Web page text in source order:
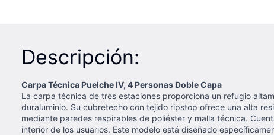
Descripción:
Carpa Técnica Puelche IV, 4 Personas Doble Capa
La carpa técnica de tres estaciones proporciona un refugio
duraluminio. Su cubretecho con tejido ripstop ofrece una alta
mediante paredes respirables de poliéster y malla técnica.
interior de los usuarios. Este modelo está diseñado